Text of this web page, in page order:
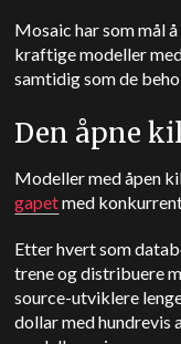
Mosaic har som mål
kraftige modeller
samtidig som de
Den åpne
Modeller med åpen
gapetmed
Etter hvert som
trene og distribuere
source-utviklere
dollar med hundrevis